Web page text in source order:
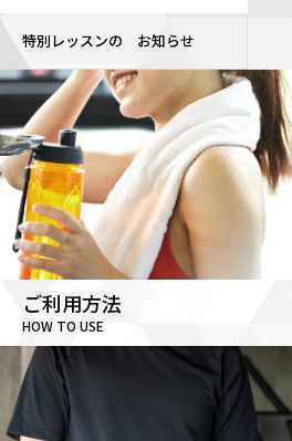
特別レッスンの お知らせ
ご利用方法
HOW TO USE